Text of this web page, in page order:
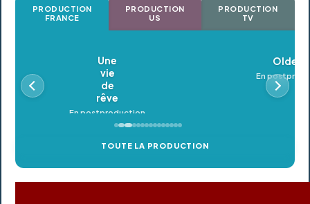
PRODUCTION
FRANCE
PRODUCTION
US
PRODUCTION
TV
Oldeupe
En postproduction
TOUTE LA PRODUCTION